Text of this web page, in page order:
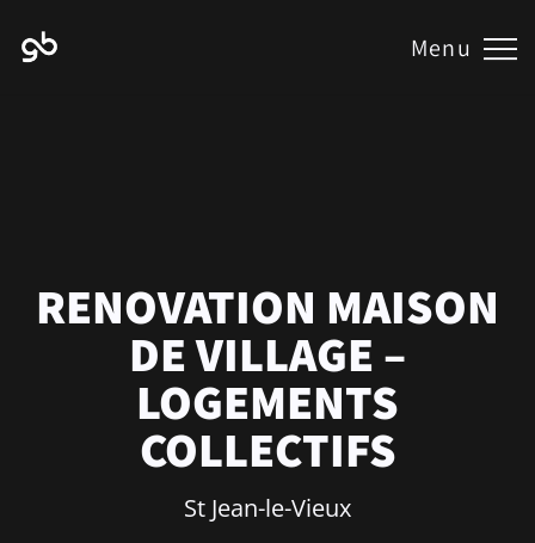
Menu
RENOVATION MAISON
DE VILLAGE –
LOGEMENTS
COLLECTIFS
St Jean-le-Vieux